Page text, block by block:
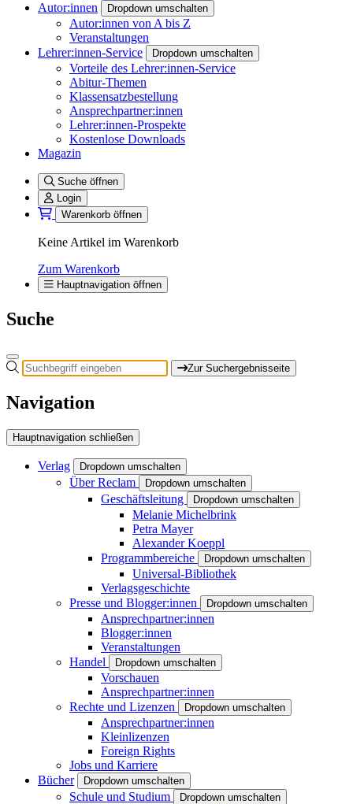
Autor:innen
Dropdown umschalten
Autor:innen von A bis Z
Veranstaltungen
Lehrer:innen-Service
Dropdown umschalten
Vorteile des Lehrer:innen-Service
Abitur-Themen
Klassensatzbestellung
Ansprechpartner:innen
Lehrer:innen-Prospekte
Kostenlose Downloads
Magazin
Suche öffnen
Login
Warenkorb öffnen
Keine Artikel im Warenkorb
Zum Warenkorb
Hauptnavigation öffnen
Suche
Zur Suchergebnisseite
Navigation
Hauptnavigation schließen
Verlag Dropdown umschalten
Über Reclam Dropdown umschalten
Geschäftsleitung Dropdown umschalten
Melanie Michelbrink
Petra Mayer
Alexander Koeppl
Programmbereiche
Dropdown umschalten
Universal-Bibliothek
Verlagsgeschichte
Presse und Blogger:innen
Dropdown umschalten
Ansprechpartner:innen
Blogger:innen
Veranstaltungen
Handel
Dropdown umschalten
Vorschauen
Ansprechpartner:innen
Rechte und Lizenzen
Dropdown umschalten
Ansprechpartner:innen
Kleinlizenzen
Foreign Rights
Jobs und Karriere
Bücher
Dropdown umschalten
Schule und Studium Dropdown umschalten